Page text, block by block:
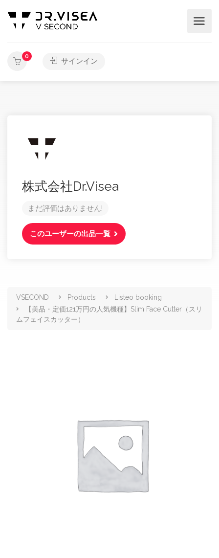
0
サインイン
株式会社Dr.Visea
まだ評価はありません!
このユーザーの出品一覧
商品販売
VSECOND Products
Listeo booking
【美品・定価121万円の人気機種】Slim Face Cutter（スリ
ムフェイスカッター）